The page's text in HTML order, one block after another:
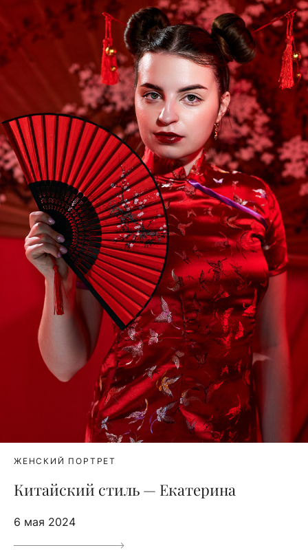
ЖЕНСКИЙ ПОРТРЕТ
Китайский стиль — Екатерина
6 мая 2024